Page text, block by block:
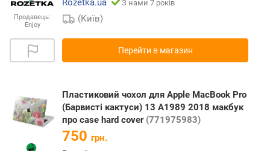
Продавець:
Enjoy
З нами 7 років
(Київ)
Перейти в магазин
Пластиковий чохол для Apple MacBook Pro
(Барвисті кактуси) 13 A1989 2018 макбук
про case hard cover (771975983)
750 грн.